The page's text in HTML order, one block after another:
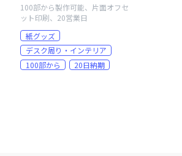
100部から製作可能、片面オフセ
ット印刷、20営業日
紙グッズ
デスク周り・インテリア
100部から
20日納期